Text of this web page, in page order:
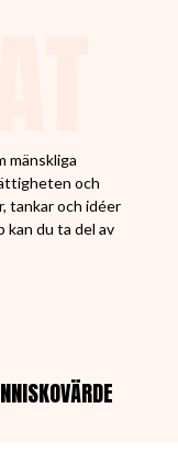
mänskliga
och
tankar och idéer
kan du ta del av